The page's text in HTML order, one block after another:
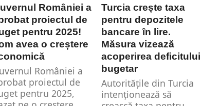
României a
proiectul de
pentru 2025!
avea o creștere
României a
proiectul de
pentru 2025,
Turcia crește taxa
pentru depozitele
bancare în lire.
Măsura vizează
acoperirea deficitului
bugetar
Autoritățile din Turcia
intenționează să